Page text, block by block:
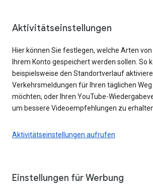
Aktivitätseinstellungen
Hier können Sie festlegen, welche Arten
Ihrem Konto gespeichert werden sollen. So
beispielsweise den Standortverlauf
Verkehrsmeldungen für Ihren täglichen
möchten, oder Ihren YouTube-
um bessere Videoempfehlungen zu
Aktivitätseinstellungen aufrufen
Einstellungen für Werbung